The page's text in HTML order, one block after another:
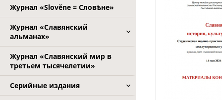
Журнал «Slověne = Словѣне»
Журнал «Славянский
альманах»
Журнал «Славянский мир в
третьем тысячелетии»
Серийные издания